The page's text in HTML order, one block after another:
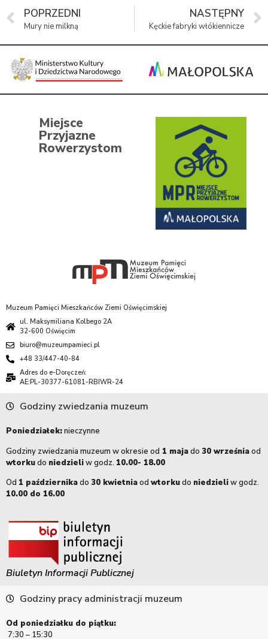
POPRZEDNI
Mury nie milkną
NASTĘPNY
Kęckie fabryki włókiennicze
Miejsce
Przyjazne
Rowerzystom
Muzeum Pamięci Mieszkańców Ziemi Oświęcimskiej
ul. Maksymiliana Kolbego 2A
32-600 Oświęcim
biuro@muzeumpamieci.pl
+48 33/447-40-84
Adres do e-Doręczeń:
AE:PL-30377-61081-RBIWR-24
Godziny zwiedzania muzeum
Poniedziałek:nieczynne
Godziny zwiedzania muzeum w okresie od 1 majado 30 wrześniaod
wtorkudo niedzieliw godz. 10.00- 18.00
Od 1 październikado 30 kwietniaod wtorkudo niedzieliw godz.
10.00 do 16.00
Biuletyn Informacji Publicznej
Godziny pracy administracji muzeum
Od poniedziałku do piątku:
7:30 – 15:30